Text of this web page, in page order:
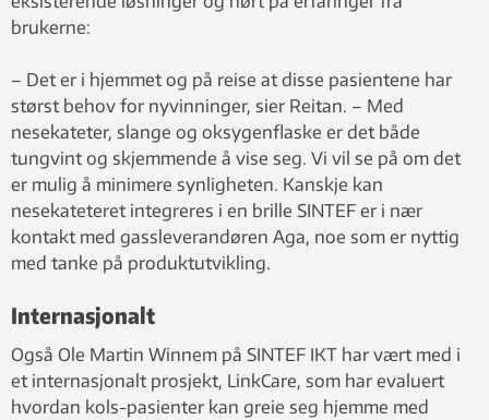
brukerne:
– Det er i hjemmet og på reise at disse pasientene har
størst behov for nyvinninger, sier Reitan. – Med
nesekateter, slange og oksygenflaske er det både
tungvint og skjemmende å vise seg. Vi vil se på om det
er mulig å minimere synligheten. Kanskje kan
nesekateteret integreres i en brille SINTEF er i nær
kontakt med gassleverandøren Aga, noe som er nyttig
med tanke på produktutvikling.
Internasjonalt
Også Ole Martin Winnem på SINTEF IKT har vært med i
et internasjonalt prosjekt, LinkCare, som har evaluert
hvordan kols-pasienter kan greie seg hjemme med